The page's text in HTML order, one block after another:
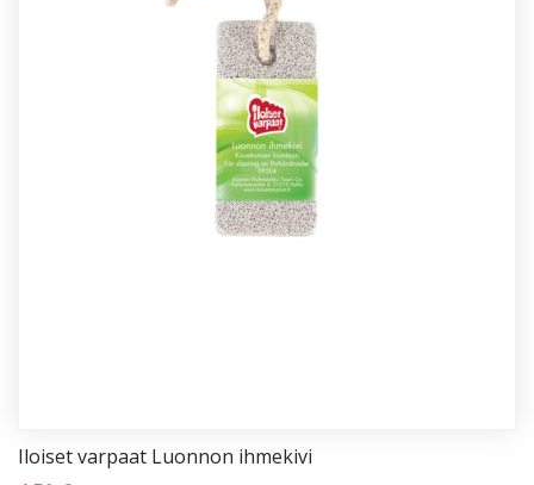
Iloi­set var­paat Luon­non ih­me­ki­vi